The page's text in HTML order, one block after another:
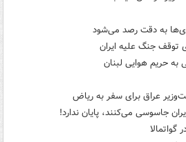
به دقت رصد می‌شود
به حریم هوایی لبنان
عراق برای سفر به ریاض
جاسوسی می‌کنند، پایان ندارد!